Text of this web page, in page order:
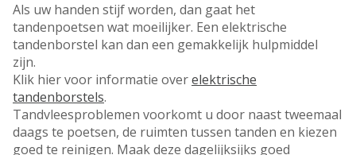
Als uw handen stijf worden, dan gaat het
tandenpoetsen wat moeilijker. Een elektrische
tandenborstel kan dan een gemakkelijk hulpmiddel
zijn.
Klik hier voor informatie overelektrische
tandenborstels.
Tandvleesproblemen voorkomt u door naast tweemaal
daags te poetsen, de ruimten tussen tanden en kiezen
goed te reinigen. Maak deze dagelijksijks goed